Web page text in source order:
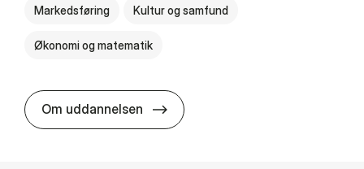
Markedsføring Kultur og samfund
Økonomi og matematik
Om uddannelsen HA i mar­keds- og kul­tu­r­a­na­ly­se